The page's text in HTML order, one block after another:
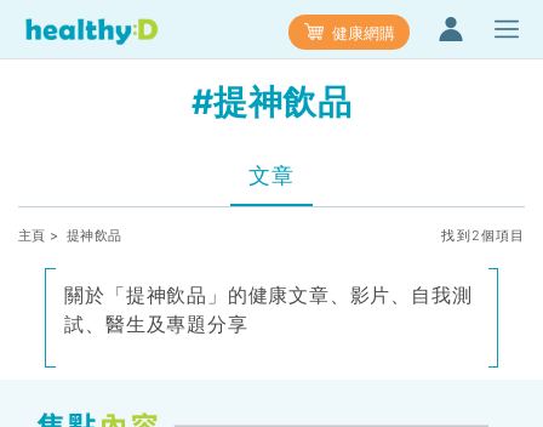
健康網購
#提神飲品
文章
主頁 > 提神飲品 找到2個項目
關於「提神飲品」的健康文章、影片、自我測
試、醫生及專題分享